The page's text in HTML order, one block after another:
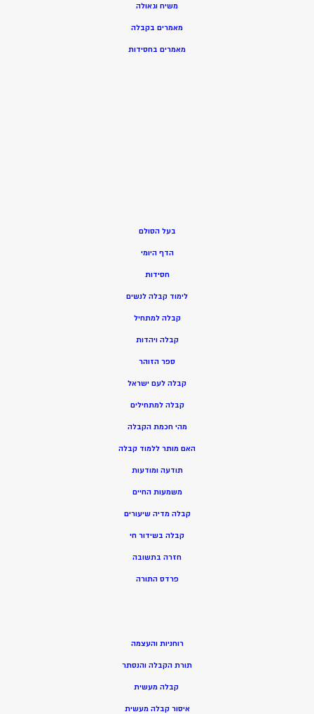
משיח וגאולה
מאמרים בקבלה
מאמרים בחסידות
בעל הסולם
הדף היומי
חסידות
לימוד קבלה לנשים
קבלה למתחיל
קבלה ויהדות
ספר הזוהר
קבלה לעם ישראל
קבלה למתחילים
מהי חכמת הקבלה
האם מותר ללמוד קבלה
תודעה ומודעות
משמעות החיים
קבלה מדיה שיעורים
קבלה בשידור חי
חזרה בתשובה
פרדס התורה
רוחניות והעצמה
תורת הקבלה והנסתר
קבלה מעשית
איסור קבלה מעשית